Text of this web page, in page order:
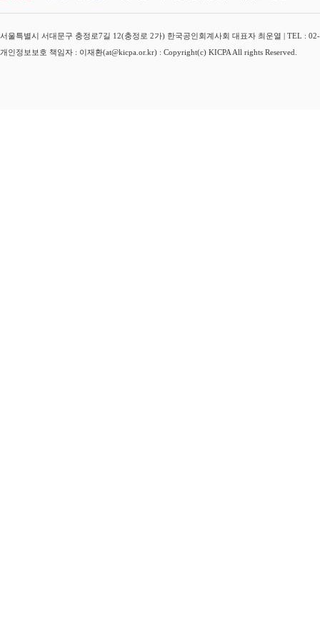
서울특별시 서대문구 충정로7길 12(충정로 2가) 한국공인회계사회 대표자 최운열 | TEL :
개인정보보호 책임자 : 이재환(at@kicpa.or.kr) : Copyright(c) KICPA All rights Reserved.